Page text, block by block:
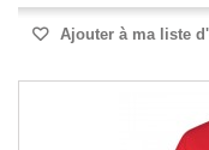
Ajouter à ma liste